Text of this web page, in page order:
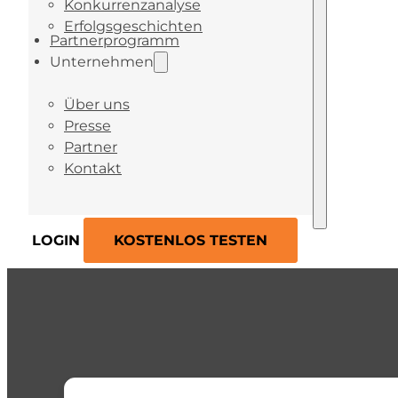
Konkurrenzanalyse
Erfolgsgeschichten
Partnerprogramm
Unternehmen
Über uns
Presse
Partner
Kontakt
LOGIN KOSTENLOS TESTEN